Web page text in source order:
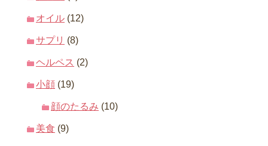
オイル (12)
サプリ (8)
ヘルペス (2)
小顔 (19)
顔のたるみ (10)
美食 (9)